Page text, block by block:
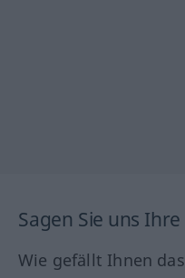
Sagen Sie uns
Wie gefällt Ihnen